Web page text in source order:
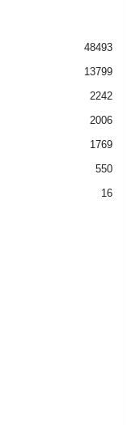
48493
13799
2242
2006
1769
550
16